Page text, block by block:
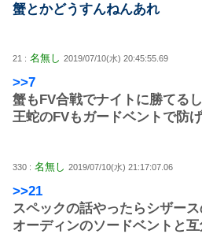
蟹とかどうすんねんあれ
21 : 名無し 2019/07/10(水) 20:45:55.69
>>7
蟹もFV合戦でナイトに勝てるし
王蛇のFVもガードベントで防
330 : 名無し 2019/07/10(水) 21:17:07.06
>>21
スペックの話やったらシザー
オーディンのソードベントと